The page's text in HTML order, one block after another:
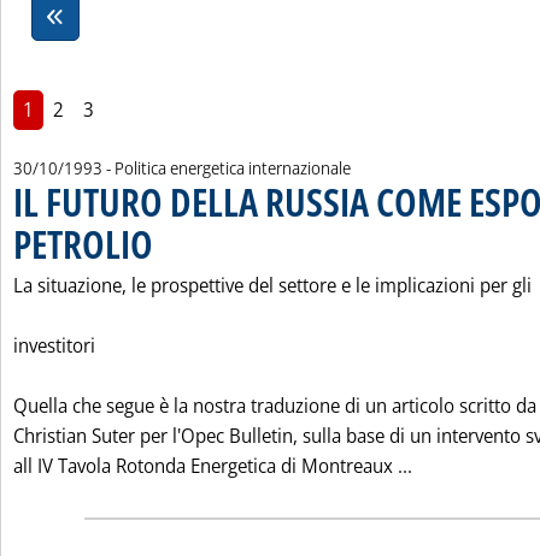
1 2 3
30/10/1993 - Politica energetica internazionale
IL FUTURO DELLA RUSSIA COME
PETROLIO
La situazione, le prospettive del settore e le implicazioni per gli
investitori
Quella che segue è la nostra traduzione di un articolo scritto da
Christian Suter per l'Opec Bulletin, sulla base di un intervento
all IV Tavola Rotonda Energetica di Montreaux ...